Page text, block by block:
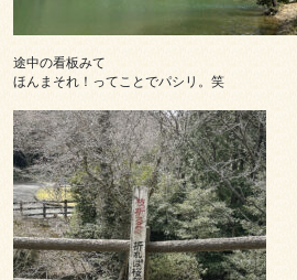
途中の看板みて
ほんまそれ！ってことでパシリ。笑